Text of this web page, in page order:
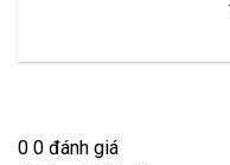
0 0 đánh giá